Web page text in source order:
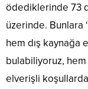
ödediklerinde 73
üzerinde. Bunlara
hem dış kaynağa
bulabiliyoruz,
elverişli